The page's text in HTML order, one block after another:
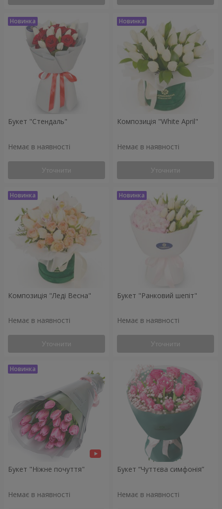
Букет "Стендаль"
Немає в наявності
Уточнити
Композиція "White April"
Немає в наявності
Уточнити
Композиція "Леді Весна"
Немає в наявності
Уточнити
Букет "Ранковий шепіт"
Немає в наявності
Уточнити
Букет "Ніжне почуття"
Немає в наявності
Букет “Чуттєва симфонія”
Немає в наявності